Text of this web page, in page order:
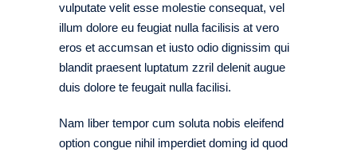
vulputate velit esse molestie consequat, vel
illum dolore eu feugiat nulla facilisis at vero
eros et accumsan et iusto odio dignissim qui
blandit praesent luptatum zzril delenit augue
duis dolore te feugait nulla facilisi.
Nam liber tempor cum soluta nobis eleifend
option congue nihil imperdiet doming id quod